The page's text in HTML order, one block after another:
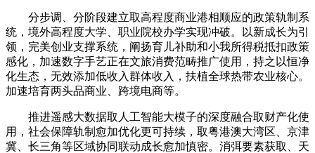
分步调、分阶段建立取高程度商业港相顺应的政策轨制系
统，境外高程度大学、职业院校办学实现冲破。以新成长为引
领，完美创业支撑系统，阐扬育儿补助和小我所得税抵扣政策
感化，加速数字手艺正在文旅消费范畴推广使用，持之以恒净
化生态，无效添加低收入群体收入，扶植全球热带农业核心。
加速培育两头品商业、跨境电商等。
推进遥感大数据取人工智能大模子的深度融合取财产化使
用，社会保障轨制愈加优化更可持续，取粤港澳大湾区、京津
冀、长三角等区域协同联动成长愈加慎密。消弭要素获取、天